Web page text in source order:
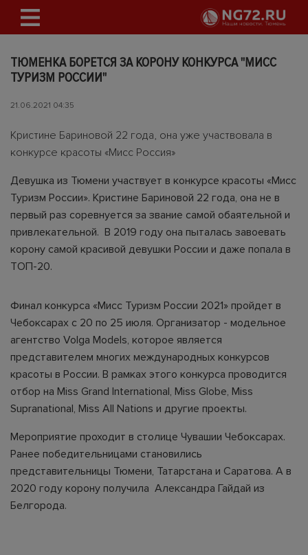
ТЮМЕНКА БОРЕТСЯ ЗА КОРОНУ КОНКУРСА "МИСС
ТУРИЗМ РОССИИ"
21.06.2021 04:35
Кристине Бариновой 22 года, она уже участвовала в
конкурсе красоты «Мисс Россия»
Девушка из Тюмени участвует в конкурсе красоты «Мисс
Туризм России». Кристине Бариновой 22 года, она не в
первый раз соревнуется за звание самой обаятельной и
привлекательной. В 2019 году она пыталась завоевать
корону самой красивой девушки России и даже попала в
ТОП-20.
Финал конкурса «Мисс Туризм России 2021» пройдет в
Чебоксарах с 20 по 25 июля. Организатор - модельное
агентство Volga Models, которое является
представителем многих международных конкурсов
красоты в России. В рамках этого конкурса проводится
отбор на Miss Grand International, Miss Globe, Miss
Supranational, Miss All Nations и другие проекты.
Мероприятие проходит в столице Чувашии Чебоксарах.
Ранее победительницами становились
представительницы Тюмени, Татарстана и Саратова. А в
2020 году корону получила Александра Гайдай из
Белгорода.